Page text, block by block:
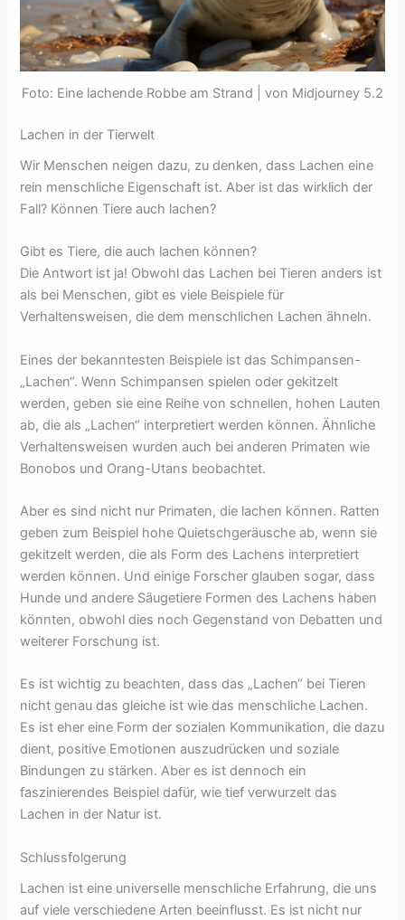
Foto: Eine lachende Robbe am Strand | von Midjourney 5.2
Lachen in der Tierwelt
Wir Menschen neigen dazu, zu denken, dass Lachen eine
rein menschliche Eigenschaft ist. Aber ist das wirklich der
Fall? Können Tiere auch lachen?
Gibt es Tiere, die auch lachen können?
Die Antwort ist ja! Obwohl das Lachen bei Tieren anders ist
als bei Menschen, gibt es viele Beispiele für
Verhaltensweisen, die dem menschlichen Lachen ähneln.
Eines der bekanntesten Beispiele ist das Schimpansen-
„Lachen“. Wenn Schimpansen spielen oder gekitzelt
werden, geben sie eine Reihe von schnellen, hohen Lauten
ab, die als „Lachen“ interpretiert werden können. Ähnliche
Verhaltensweisen wurden auch bei anderen Primaten wie
Bonobos und Orang-Utans beobachtet.
Aber es sind nicht nur Primaten, die lachen können. Ratten
geben zum Beispiel hohe Quietschgeräusche ab, wenn sie
gekitzelt werden, die als Form des Lachens interpretiert
werden können. Und einige Forscher glauben sogar, dass
Hunde und andere Säugetiere Formen des Lachens haben
könnten, obwohl dies noch Gegenstand von Debatten und
weiterer Forschung ist.
Es ist wichtig zu beachten, dass das „Lachen“ bei Tieren
nicht genau das gleiche ist wie das menschliche Lachen.
Es ist eher eine Form der sozialen Kommunikation, die dazu
dient, positive Emotionen auszudrücken und soziale
Bindungen zu stärken. Aber es ist dennoch ein
faszinierendes Beispiel dafür, wie tief verwurzelt das
Lachen in der Natur ist.
Schlussfolgerung
Lachen ist eine universelle menschliche Erfahrung, die uns
auf viele verschiedene Arten beeinflusst. Es ist nicht nur